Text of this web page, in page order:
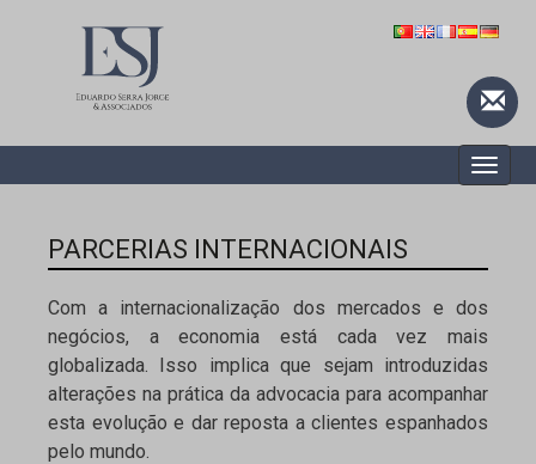
Toggle
PARCERIAS INTERNACIONAIS
Com a internacionalização dos mercados e dos
negócios, a economia está cada vez mais
globalizada. Isso implica que sejam introduzidas
alterações na prática da advocacia para acompanhar
esta evolução e dar reposta a clientes espanhados
pelo mundo.